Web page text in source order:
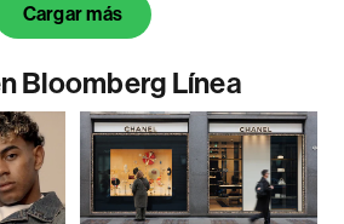
Cargar más
Bloomberg Línea